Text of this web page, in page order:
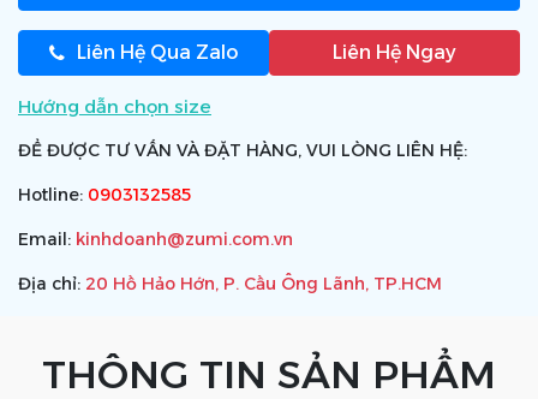
Liên Hệ Qua Zalo Liên Hệ Ngay
Hướng dẫn chọn size
ĐỂ ĐƯỢC TƯ VẤN VÀ ĐẶT HÀNG, VUI LÒNG LIÊN HỆ:
Hotline: 0903132585
Email: kinhdoanh@zumi.com.vn
Địa chỉ: 20 Hồ Hảo Hớn, P. Cầu Ông Lãnh, TP.HCM
THÔNG TIN SẢN PHẨM